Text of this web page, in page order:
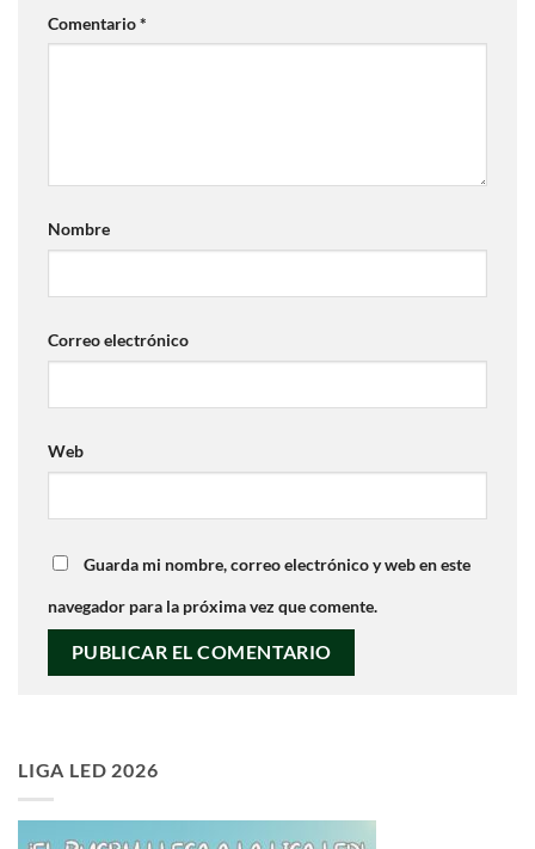
Comentario*
Nombre
Correo electrónico
Web
Guarda mi nombre, correo electrónico y web en este
navegador para la próxima vez que comente.
LIGA LED 2026